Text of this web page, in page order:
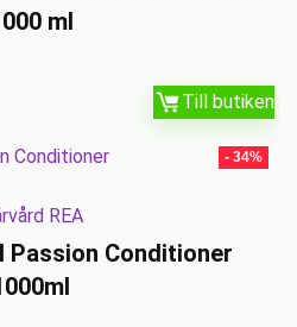
ml
Till butiken
- 34%
REA
Passion Conditioner